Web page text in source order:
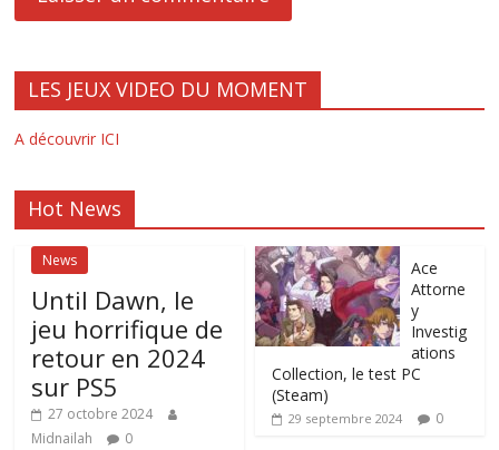
LES JEUX VIDEO DU MOMENT
A découvrir ICI
Hot News
News
Until Dawn, le
jeu horrifique de
retour en 2024
sur PS5
27 octobre 2024
Midnailah
0
Ace
Attorne
y
Investig
ations
Collection, le test PC
(Steam)
29 septembre 2024 0